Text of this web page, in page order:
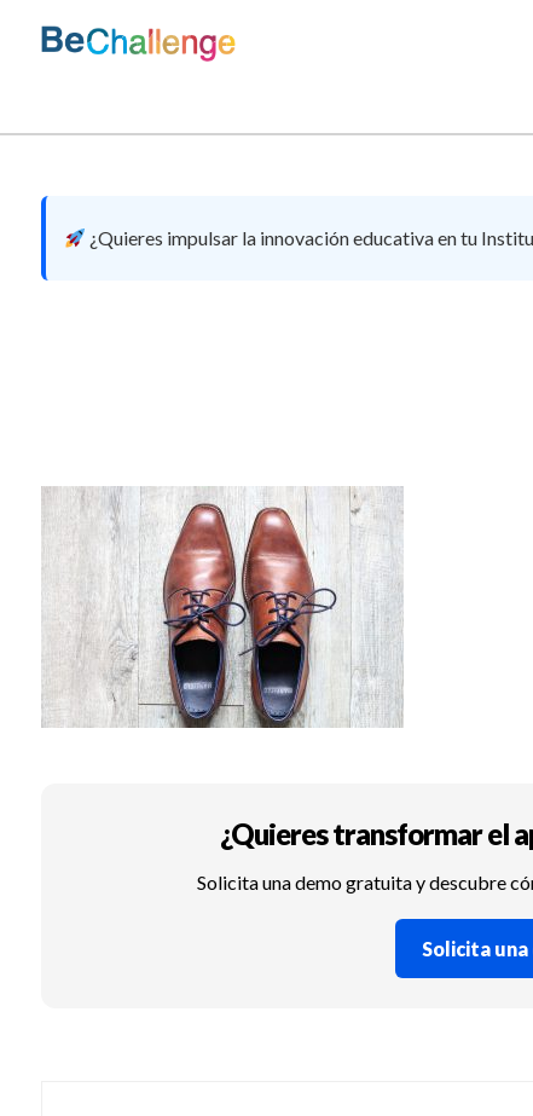
¿Quieres impulsar la innovación educativa en tu
¿Quieres transformar el
Solicita una demo gratuita y descubre
Solicita